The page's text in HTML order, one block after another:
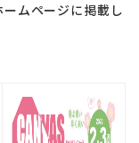
ムページに掲載し